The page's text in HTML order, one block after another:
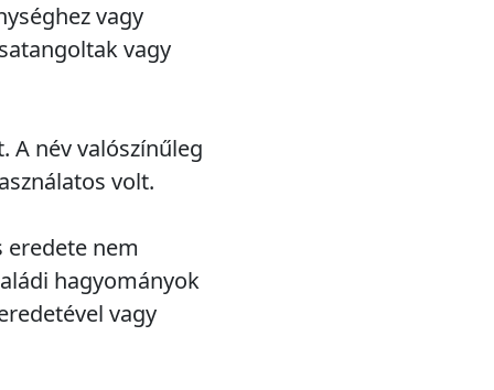
vagy
vagy
A név valószínűleg
volt.
eredete nem
hagyományok
vagy